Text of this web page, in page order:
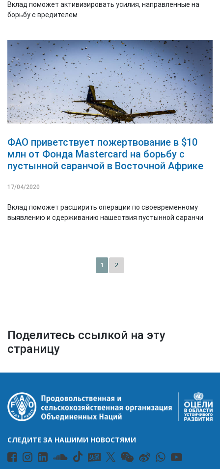
Вклад поможет активизировать усилия, направленные на
борьбу с вредителем
ФАО приветствует пожертвование в $10
млн от Фонда Mastercard на борьбу с
пустынной саранчой в Восточной Африке
17/04/2020
Вклад поможет расширить операции по своевременному
выявлению и сдерживанию нашествия пустынной саранчи
1 2
Поделитесь ссылкой на эту
страницу
СЛЕДИТЕ ЗА НАШИМИ НОВОСТЯМИ